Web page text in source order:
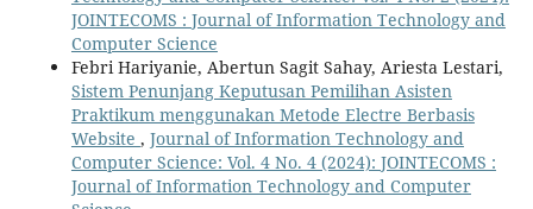
JOINTECOMS : Journal of Information Technology and
Computer Science
Febri Hariyanie, Abertun Sagit Sahay, Ariesta Lestari,
Sistem Penunjang Keputusan Pemilihan Asisten
Praktikum menggunakan Metode Electre Berbasis
Website , Journal of Information Technology and
Computer Science: Vol. 4 No. 4 (2024): JOINTECOMS :
Journal of Information Technology and Computer